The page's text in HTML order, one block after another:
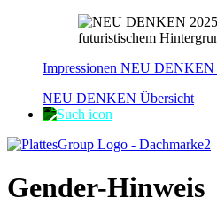
Impressionen NEU DENKEN
NEU DENKEN Übersicht
Gender-Hinweis